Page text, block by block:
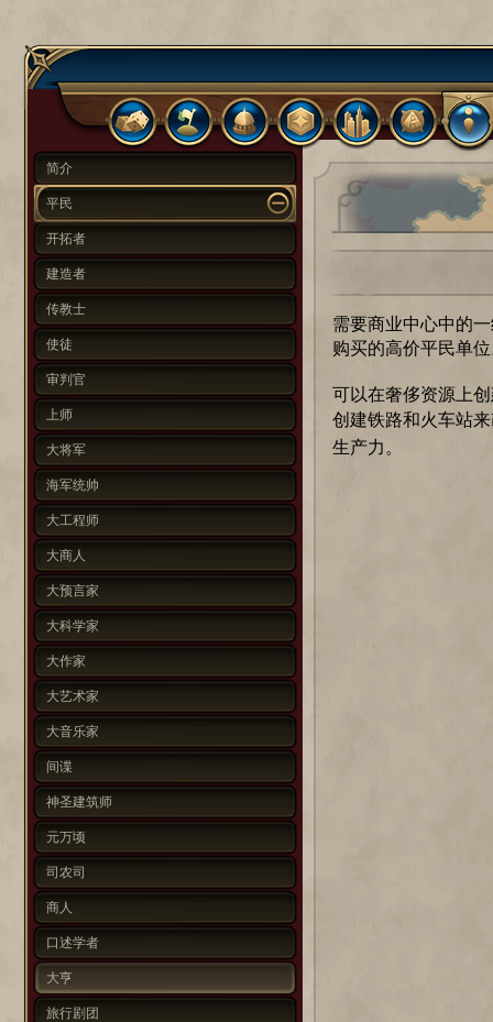
简介
平民
开拓者
建造者
传教士
使徒
审判官
上师
大将军
海军统帅
大工程师
大商人
大预言家
大科学家
大作家
大艺术家
大音乐家
间谍
神圣建筑师
元万顷
司农司
商人
口述学者
大亨
旅行剧团
需要商业中心中的
购买的高价平民单
可以在奢侈资源上
创建铁路和火车站
生产力。